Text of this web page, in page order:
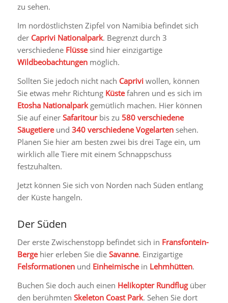
zu sehen.
Im nordöstlichsten Zipfel von Namibia befindet sich
der Caprivi Nationalpark. Begrenzt durch 3
verschiedene Flüssesind hier einzigartige
Wildbeobachtungenmöglich.
Sollten Sie jedoch nicht nach Capriviwollen, können
Sie etwas mehr Richtung Küstefahren und es sich im
Etosha Nationalparkgemütlich machen. Hier können
Sie auf einer Safaritourbis zu 580 verschiedene
Säugetiereund 340 verschiedene Vogelartensehen.
Planen Sie hier am besten zwei bis drei Tage ein, um
wirklich alle Tiere mit einem Schnappschuss
festzuhalten.
Jetzt können Sie sich von Norden nach Süden entlang
der Küste hangeln.
Der Süden
Der erste Zwischenstopp befindet sich in Fransfontein-
Bergehier erleben Sie die Savanne. Einzigartige
Felsformationenund Einheimischein Lehmhütten.
Buchen Sie doch auch einen Helikopter Rundflugüber
den berühmten Skeleton Coast Park. Sehen Sie dort